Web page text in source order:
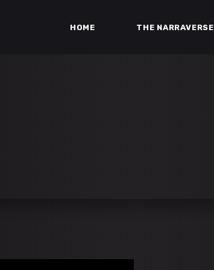
HOME THE NARRAVERSE